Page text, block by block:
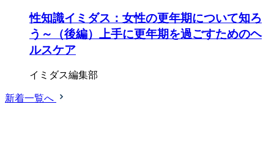
性知識イミダス：女性の更年期について知ろ
う～（後編）上手に更年期を過ごすためのヘ
ルスケア
イミダス編集部
新着一覧へ